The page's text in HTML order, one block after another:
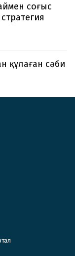
соғыс
құлаған сәби